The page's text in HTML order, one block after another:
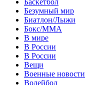
Безумный мир
Биатлон/Лыжи
Бокс/MMA
В мире
В России
В России
Вещи
Военные новости
Волейбол